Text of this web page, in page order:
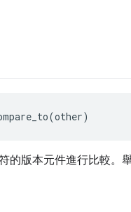
的版本元件進行比較。